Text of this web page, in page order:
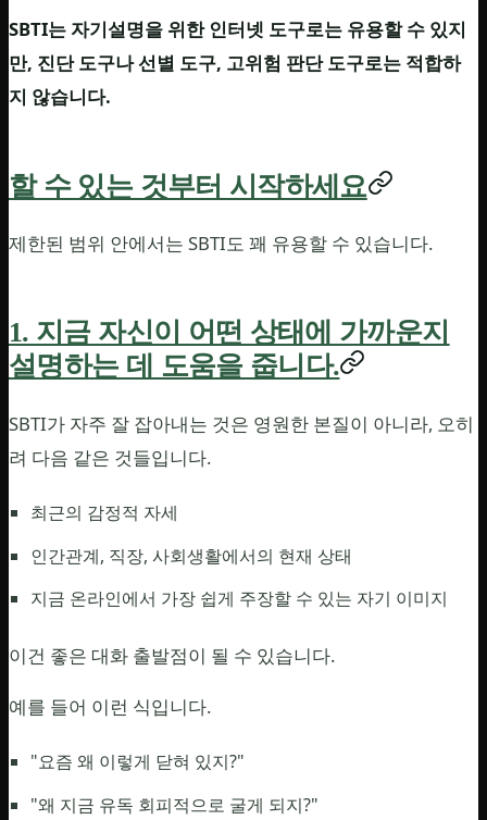
SBTI는 자기설명을 위한 인터넷 도구로는 유용할 수 있지
만, 진단 도구나 선별 도구, 고위험 판단 도구로는 적합하
지 않습니다.
할 수 있는 것부터 시작하세요
제한된 범위 안에서는 SBTI도 꽤 유용할 수 있습니다.
1. 지금 자신이 어떤 상태에 가까운지
설명하는 데 도움을 줍니다.
SBTI가 자주 잘 잡아내는 것은 영원한 본질이 아니라, 오히
려 다음 같은 것들입니다.
최근의 감정적 자세
인간관계, 직장, 사회생활에서의 현재 상태
지금 온라인에서 가장 쉽게 주장할 수 있는 자기 이미지
이건 좋은 대화 출발점이 될 수 있습니다.
예를 들어 이런 식입니다.
"요즘 왜 이렇게 닫혀 있지?"
"왜 지금 유독 회피적으로 굴게 되지?"